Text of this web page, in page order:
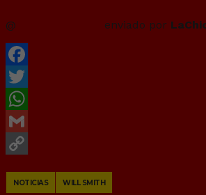
@ enviado por
Facebook
Twitter
WhatsApp
Gmail
Link
NOTICIAS WILL SMITH